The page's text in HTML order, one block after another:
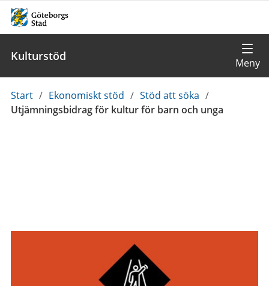
Kulturstöd
Du
är
Start / Ekonomiskt stöd / Stöd att söka /
Utjämningsbidrag för kultur för barn och unga